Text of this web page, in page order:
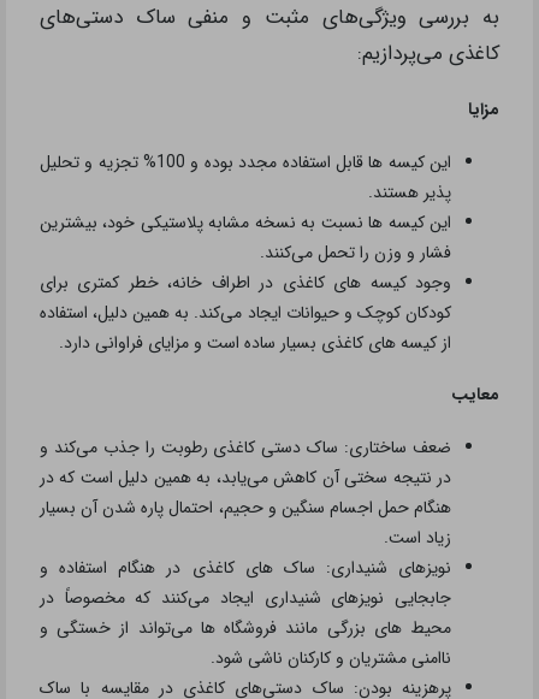
به بررسی ویژگی‌های مثبت و منفی ساک دستی‌های
کاغذی می‌پردازیم:
مزایا
این کیسه ها قابل استفاده مجدد بوده و 100% تجزیه و تحلیل
پذیر هستند.
این کیسه ها نسبت به نسخه مشابه پلاستیکی خود، بیشترین
فشار و وزن را تحمل می‌کنند.
وجود کیسه های کاغذی در اطراف خانه، خطر کمتری برای
کودکان کوچک و حیوانات ایجاد می‌کند. به همین دلیل، استفاده
از کیسه های کاغذی بسیار ساده است و مزایای فراوانی دارد.
معایب
ضعف ساختاری: ساک دستی کاغذی رطوبت را جذب می‌کند و
در نتیجه سختی آن کاهش می‌یابد، به همین دلیل است که در
هنگام حمل اجسام سنگین و حجیم، احتمال پاره شدن آن بسیار
زیاد است.
نویزهای شنیداری: ساک های کاغذی در هنگام استفاده و
جابجایی نویزهای شنیداری ایجاد می‌کنند که مخصوصاً در
محیط های بزرگی مانند فروشگاه ها می‌تواند از خستگی و
ناامنی مشتریان و کارکنان ناشی شود.
پرهزینه بودن: ساک دستی‌های کاغذی در مقایسه با ساک